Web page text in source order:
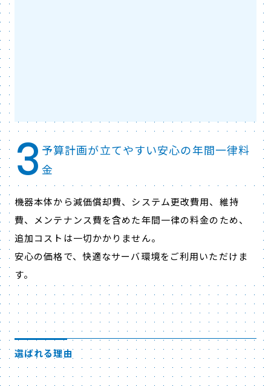
3 予算計画が立てやすい安心の年間一律料
金
機器本体から減価償却費、システム更改費用、維持
費、メンテナンス費を含めた年間一律の料金のため、
追加コストは一切かかりません。
安心の価格で、快適なサーバ環境をご利用いただけま
す。
選ばれる理由